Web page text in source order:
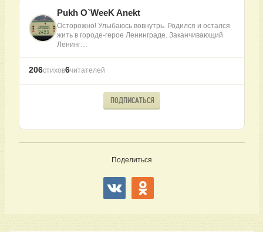
Pukh O`WeeK Anekt
Осторожно! Улыбаюсь вовнутрь. Родился и остался
жить в городе-герое Ленинграде. Заканчивающий
Ленинг…
206стихов6читателей
ПОДПИСАТЬСЯ
Поделиться